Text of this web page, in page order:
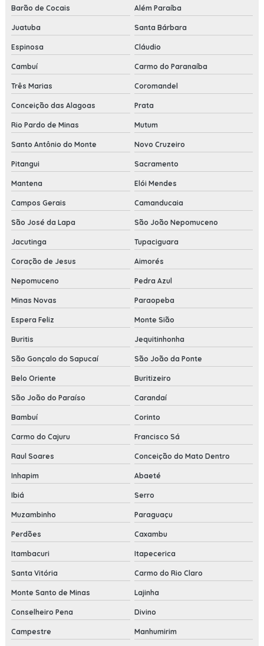
Barão de Cocais Além Paraíba
Juatuba Santa Bárbara
Espinosa Cláudio
Cambuí Carmo do Paranaíba
Três Marias Coromandel
Conceição das Alagoas Prata
Rio Pardo de Minas Mutum
Santo Antônio do Monte Novo Cruzeiro
Pitangui Sacramento
Mantena Elói Mendes
Campos Gerais Camanducaia
São José da Lapa São João Nepomuceno
Jacutinga Tupaciguara
Coração de Jesus Aimorés
Nepomuceno Pedra Azul
Minas Novas Paraopeba
Espera Feliz Monte Sião
Buritis Jequitinhonha
São Gonçalo do Sapucaí São João da Ponte
Belo Oriente Buritizeiro
São João do Paraíso Carandaí
Bambuí Corinto
Carmo do Cajuru Francisco Sá
Raul Soares Conceição do Mato Dentro
Inhapim Abaeté
Ibiá Serro
Muzambinho Paraguaçu
Perdões Caxambu
Itambacuri Itapecerica
Santa Vitória Carmo do Rio Claro
Monte Santo de Minas Lajinha
Conselheiro Pena Divino
Campestre Manhumirim